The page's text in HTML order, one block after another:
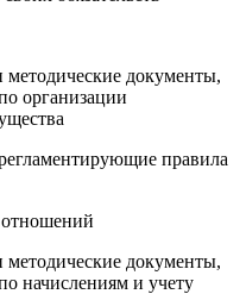
документы,
организации
правила
документы,
начислениям и учету